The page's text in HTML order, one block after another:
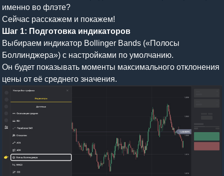
именно во флэте?
Сейчас расскажем и покажем!
Шаг 1: Подготовка индикаторов
Выбираем индикатор Bollinger Bands («Полосы
Боллинджера») с настройками по умолчанию.
Он будет показывать моменты максимального отклонения
цены от её среднего значения.